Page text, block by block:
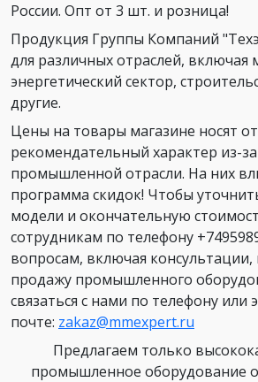
России. Опт от 3 шт. и розница!
Продукция Группы Компаний
для различных отраслей,
энергетический сектор,
другие.
Цены на товары магазине носят
рекомендательный характер из-
промышленной отрасли. На них
программа скидок! Чтобы
модели и окончательную
сотрудникам по телефону
вопросам, включая
продажу промышленного
связаться с нами по телефону или
почте: zakaz@mmexpert.ru
Предлагаем только
промышленное оборудование